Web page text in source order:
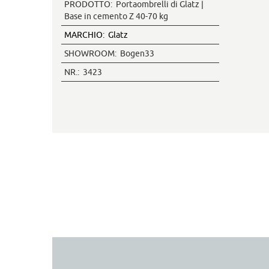
PRODOTTO: Portaombrelli di Glatz |
Base in cemento Z 40-70 kg
MARCHIO: Glatz
SHOWROOM: Bogen33
NR.: 3423